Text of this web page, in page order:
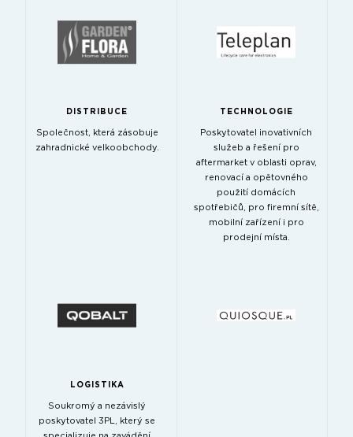
DISTRIBUCE
Společnost, která zásobuje
zahradnické velkoobchody.
TECHNOLOGIE
Poskytovatel inovativních
služeb a řešení pro
aftermarket v oblasti oprav,
renovací a opětovného
použití domácích
spotřebičů, pro firemní sítě,
mobilní zařízení i pro
prodejní místa.
LOGISTIKA
Soukromý a nezávislý
poskytovatel 3PL, který se